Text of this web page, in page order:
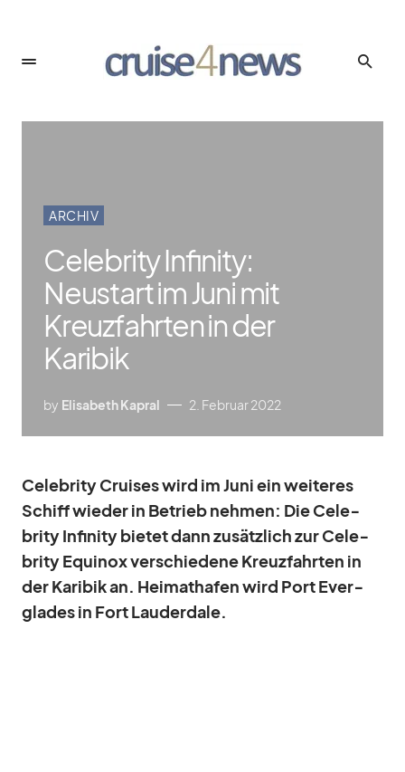
ARCHIV
Celebrity Infinity:
Neustart im Juni mit
Kreuzfahrten in der
Karibik
by Elisabeth Kapral 2. Februar 2022
Ce­le­brity Crui­ses wird im Juni ein wei­te­res
Schiff wie­der in Be­trieb neh­men: Die Ce­le­
brity In­fi­nity bie­tet dann zu­sätz­lich zur Ce­le­
brity Equinox ver­schie­dene Kreuz­fahr­ten in
der Ka­ri­bik an. Hei­mat­ha­fen wird Port Ever­
glades in Fort Lau­derd­ale.